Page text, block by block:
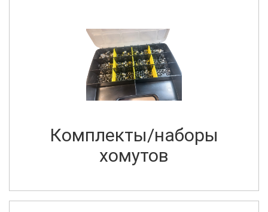
Комплекты/наборы
хомутов